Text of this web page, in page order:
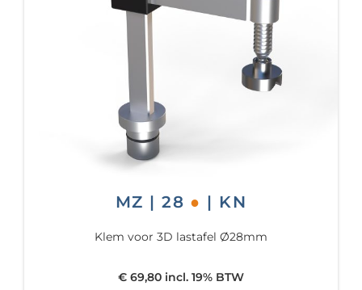
MZ | 28 ● | KN
Klem voor 3D lastafel Ø28mm
€ 69,80 incl. 19% BTW